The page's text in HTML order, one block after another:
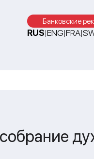
Банковские
RUS|ENG|FRA|